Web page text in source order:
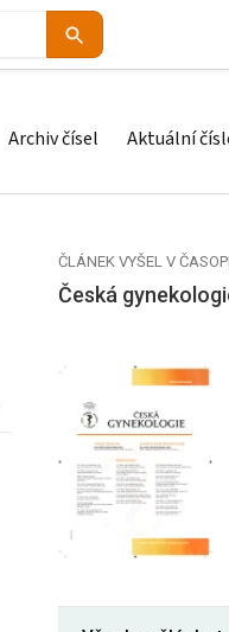
Archiv čísel Aktuální
ČLÁNEK VYŠEL V
Česká